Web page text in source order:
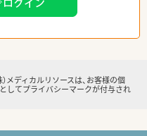
メディカルリソースは、お客様の個
してプライバシーマークが付与され